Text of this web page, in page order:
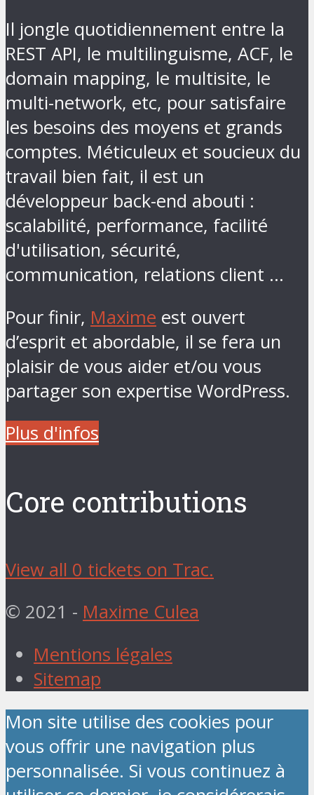
Il jongle quotidiennement entre la
REST API, le multilinguisme, ACF, le
domain mapping, le multisite, le
multi-network, etc, pour satisfaire
les besoins des moyens et grands
comptes. Méticuleux et soucieux du
travail bien fait, il est un
développeur back-end abouti :
scalabilité, performance, facilité
d'utilisation, sécurité,
communication, relations client ...
Pour finir, Maxime est ouvert
d’esprit et abordable, il se fera un
plaisir de vous aider et/ou vous
partager son expertise WordPress.
Plus d'infos
Core contributions
View all 0 tickets on Trac.
© 2021 - Maxime Culea
Mentions légales
Sitemap
Mon site utilise des cookies pour
vous offrir une navigation plus
personnalisée. Si vous continuez à